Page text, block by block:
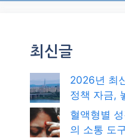
최신글
2026년 최
정책 자금,
혈액형별
의 소통 도